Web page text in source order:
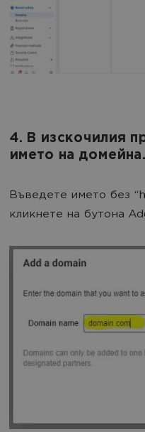
4. В изскочилия
името на домейна.
Въведете името без
кликнете на бутона